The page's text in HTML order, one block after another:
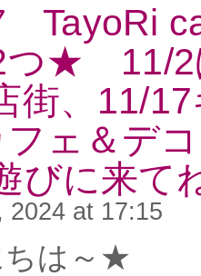
TayoRi
つ★ 11/2
街、11/
フェ＆デ
びに来て
2024 at 17:15
ちは～★